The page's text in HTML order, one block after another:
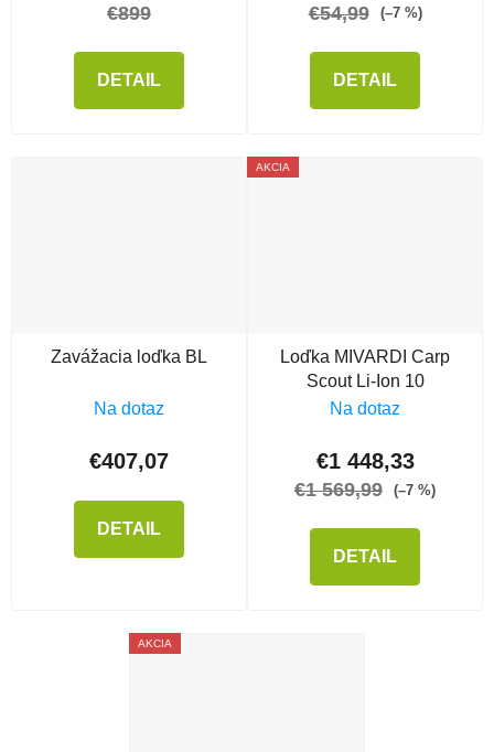
€899
DETAIL
€54,99 (–7 %)
DETAIL
Zavážacia loďka BL
Na dotaz
€407,07
DETAIL
AKCIA
Loďka MIVARDI Carp
Scout Li-Ion 10
Na dotaz
€1 448,33
€1 569,99 (–7 %)
DETAIL
AKCIA